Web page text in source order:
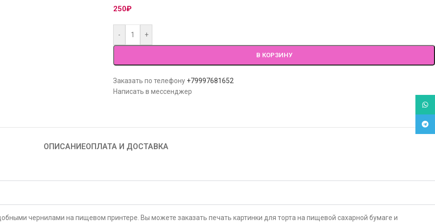
250₽
- +
В КОРЗИНУ
Заказать по телефону +79997681652
Написать в мессенджер
ОПИСАНИЕОПЛАТА И ДОСТАВКА
чернилами на пищевом принтере. Вы можете заказать печать картинки для торта на пищевой сахарной бумаге и